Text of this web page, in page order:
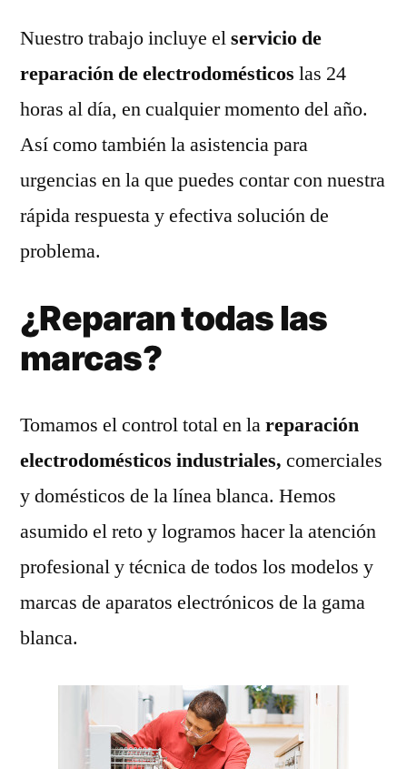
Nuestro trabajo incluye elservicio de
reparación de electrodomésticos las 24
horas al día, en cualquier momento del año.
Así como también la asistencia para
urgencias en la que puedes contar con nuestra
rápida respuesta y efectiva solución de
problema.
¿Reparan todas las
marcas?
Tomamos el control total en lareparación
electrodomésticos industriales, comerciales
y domésticos de la línea blanca. Hemos
asumido el reto y logramos hacer la atención
profesional y técnica de todos los modelos y
marcas de aparatos electrónicos de la gama
blanca.